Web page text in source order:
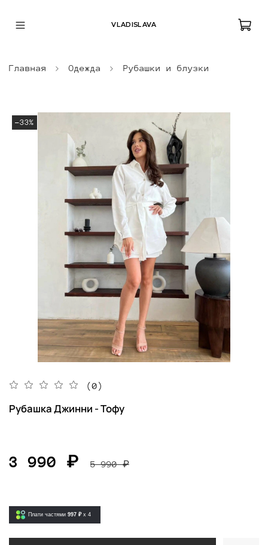
VLADISLAVA
Главная Одежда Рубашки и блузки
-33%
(0)
Рубашка Джинни - Тофу
3 990 ₽ 5 990 ₽
Плати частями 997 ₽ x 4